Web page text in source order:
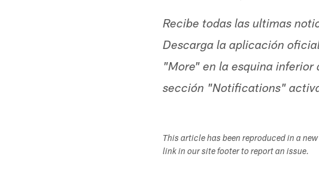
Recibe todas las ultimas
Descarga la aplicación
"More" en la esquina
sección "Notifications"
This article has been reproduced in a
link in our site footer to report an issue.